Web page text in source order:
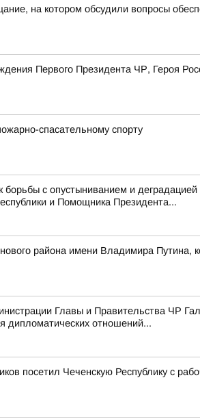
на котором обсудили вопросы
Первого Президента ЧР, Героя
спасательному спорту
с опустыниванием и
и Помощника Президента...
района имени Владимира Путина,
Главы и Правительства ЧР
дипломатических отношений...
посетил Чеченскую Республику с